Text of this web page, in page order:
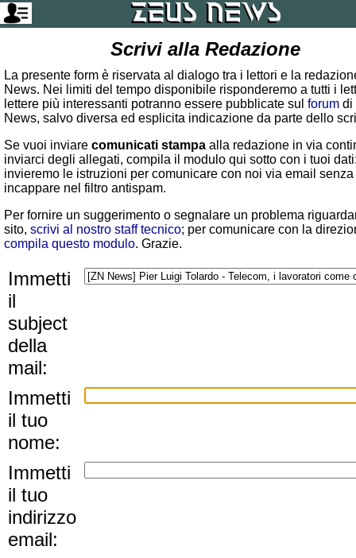
Scrivi alla Redazione
La presente form è riservata al dialogo tra i lettori e la
News. Nei limiti del tempo disponibile risponderemo a tutti i
lettere più interessanti potranno essere pubblicate sul forum di
News, salvo diversa ed esplicita indicazione da parte dello
Se vuoi inviare comunicati stampa alla redazione in via
inviarci degli allegati, compila il modulo qui sotto con i tuoi
invieremo le istruzioni per comunicare con noi via email senza
incappare nel filtro antispam.
Per fornire un suggerimento o segnalare un problema
sito, scrivi al nostro staff tecnico; per comunicare con la
compila questo modulo. Grazie.
Immetti
il
subject
della
mail:
Immetti
il tuo
nome:
Immetti
il tuo
indirizzo
email: